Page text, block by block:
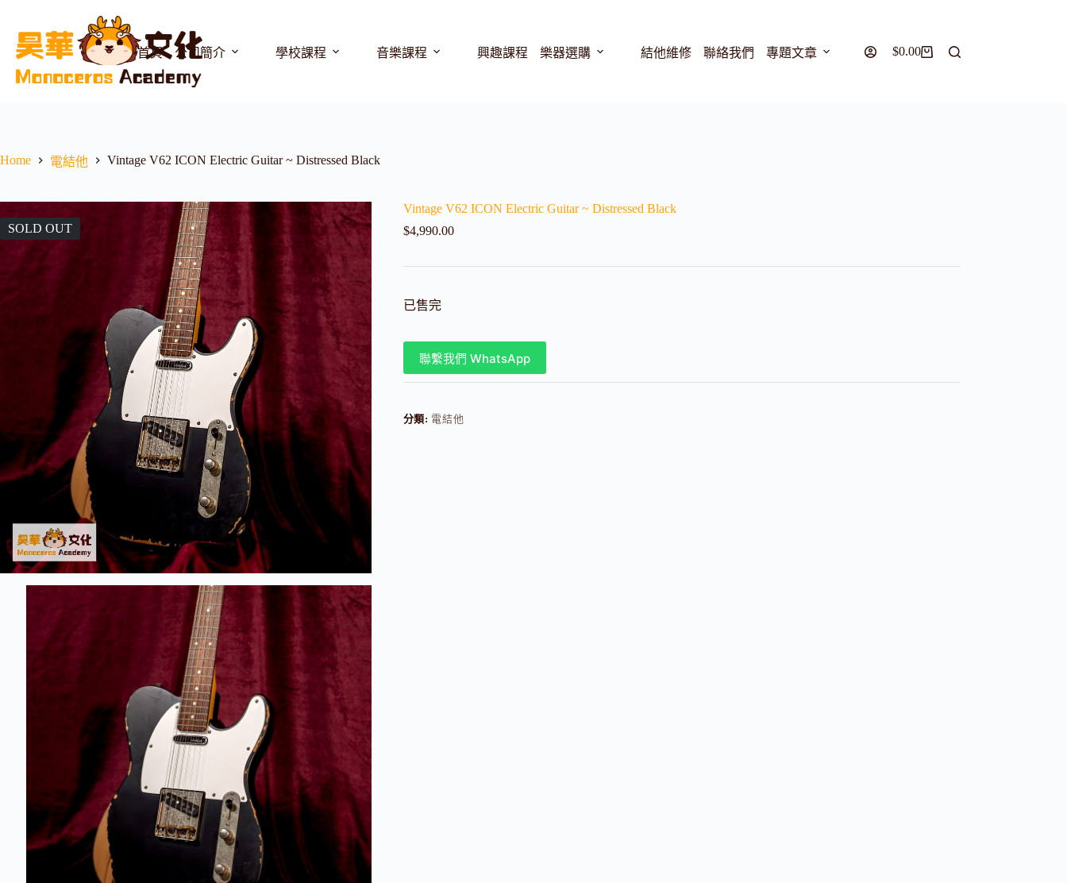
首頁 公司簡介 學校課程 音樂課程 興趣課程 樂器選購 結他維修 聯絡我們 專題文章 $0.00
Home 電結他 Vintage V62 ICON Electric Guitar ~ Distressed Black
SOLD OUT
Vintage V62 ICON Electric Guitar ~ Distressed Black
$4,990.00
已售完
聯繫我們 WhatsApp
分類: 電結他